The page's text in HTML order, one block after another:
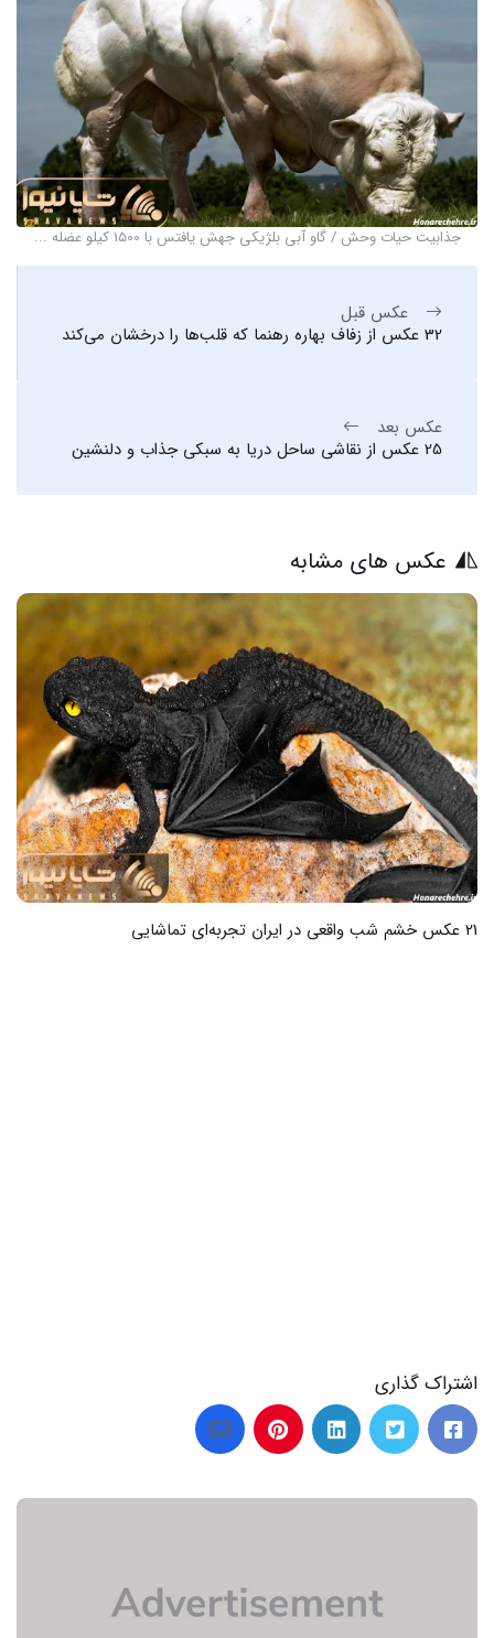
جذابیت حیات وحش / گاو آبی بلژیکی جهش یافتس با 1500 کیلو عضله ...
عکس قبل
32 عکس از زفاف بهاره رهنما که قلب‌ها را درخشان می‌کند
عکس بعد
25 عکس از نقاشی ساحل دریا به سبکی جذاب و دلنشین
عکس های مشابه
اشتراک گذاری